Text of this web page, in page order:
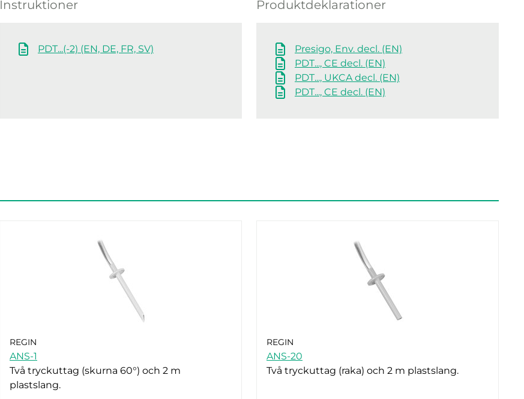
Instruktioner
PDT...(-2) (EN, DE, FR, SV)
Produktdeklarationer
Presigo, Env. decl. (EN)
PDT..., CE decl. (EN)
PDT..., UKCA decl. (EN)
PDT..., CE decl. (EN)
REGIN
ANS-1
Två tryckuttag (skurna 60°) och 2 m
plastslang.
REGIN
ANS-20
Två tryckuttag (raka) och 2 m plastslang.